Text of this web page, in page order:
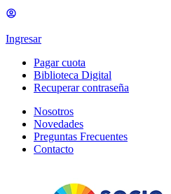
Ingresar
Pagar cuota
Biblioteca Digital
Recuperar contraseña
Nosotros
Novedades
Preguntas Frecuentes
Contacto